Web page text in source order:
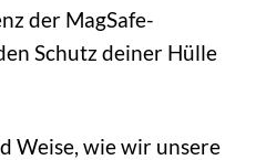
der MagSafe-
Schutz deiner Hülle
Weise, wie wir unsere